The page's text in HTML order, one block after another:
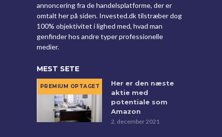
annoncering fra de handelsplatforme, der er
omtalt her på siden. Invested.dk tilstræber dog
100% objektivitet i lighed med, hvad man
genfinder hos andre typer professionelle
medier.
MEST SETE
Her er den næste
aktie med
potentiale som
Amazon
2. december 2021